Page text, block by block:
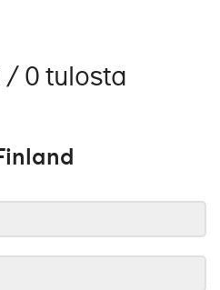
0 tulosta